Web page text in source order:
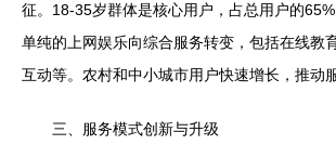
征。18-35岁群体是核心用户，占总用户的
单纯的上网娱乐向综合服务转变，包括在线教
互动等。农村和中小城市用户快速增长，推动
三、服务模式创新与升级